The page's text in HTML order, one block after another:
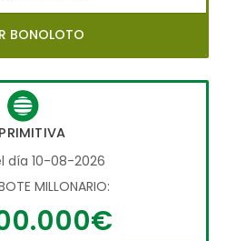
BONOLOTO
día 10-08-2026
MILLONARIO: